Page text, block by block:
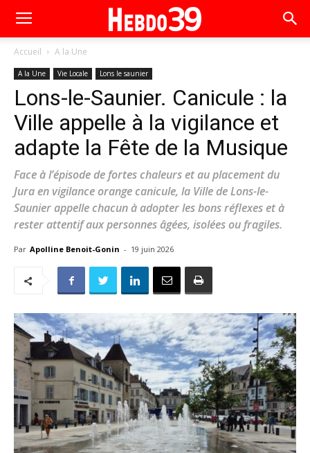
Accueil A la Une
A la Une Vie Locale Lons le saunier
Lons-le-Saunier. Canicule : la
Ville appelle à la vigilance et
adapte la Fête de la Musique
Face à l’épisode de fortes chaleurs et au placement du
Jura en vigilance orange canicule, la Ville de Lons-le-
Saunier appelle chacun à adopter les bons réflexes et à
rester attentif aux personnes âgées, isolées ou fragiles.
Par Apolline Benoit-Gonin - 19 juin 2026